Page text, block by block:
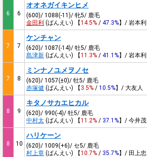
6 6
オオネガイキンヒメ
(600)/ 1088(-11)/ 牝5/ 鹿毛
金田利 (ばんえい) 【14.5% / 47.3%】/ 岩本利
7 7
ケンチャン
(620)/ 1087(-14)/ 牡5/ 鹿毛
島津新 (ばんえい) 【11.3% / 41.1%】/ 岩本利
7 8
ミンナノユメヲノセ
(620)/ 1057(±0)/ 牡5/ 鹿毛
赤塚健 (ばんえい) 【3.5% / 10.5%】/ 大友人
8 9
キタノサカエヒカル
(620)/ 990(-4)/ 牡5/ 鹿毛
中村太 (ばんえい) 【11.2% / 37.1%】/ 今井茂
8 10
ハリケーン
(620)/ 1009(+6)/ セ5/ 鹿毛
村上章 (ばんえい) 【10.7% / 35.7%】/ 田上忠